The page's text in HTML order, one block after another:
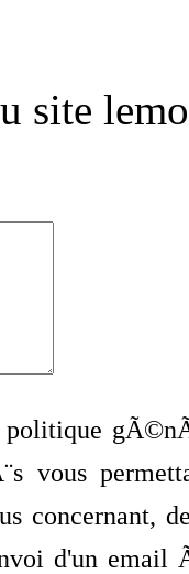
site
vous
concernant,
d'un